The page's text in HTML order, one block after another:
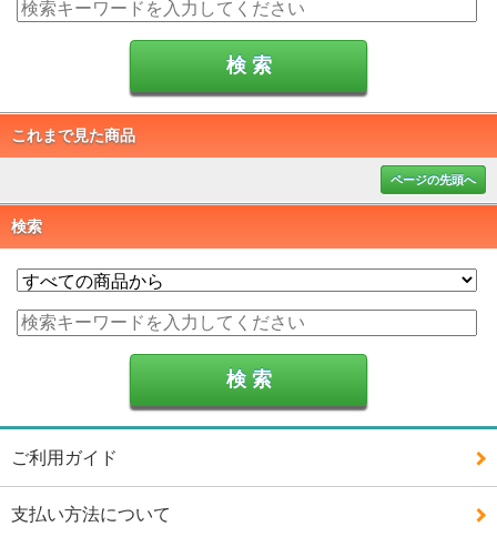
これまで見た商品
ページの先頭へ
検索
ご利用ガイド
支払い方法について